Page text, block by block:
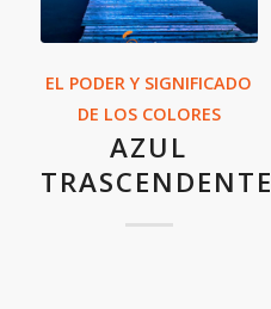
EL PODER Y SIGNIFICADO
DE LOS COLORES
AZUL
TRASCENDENTE